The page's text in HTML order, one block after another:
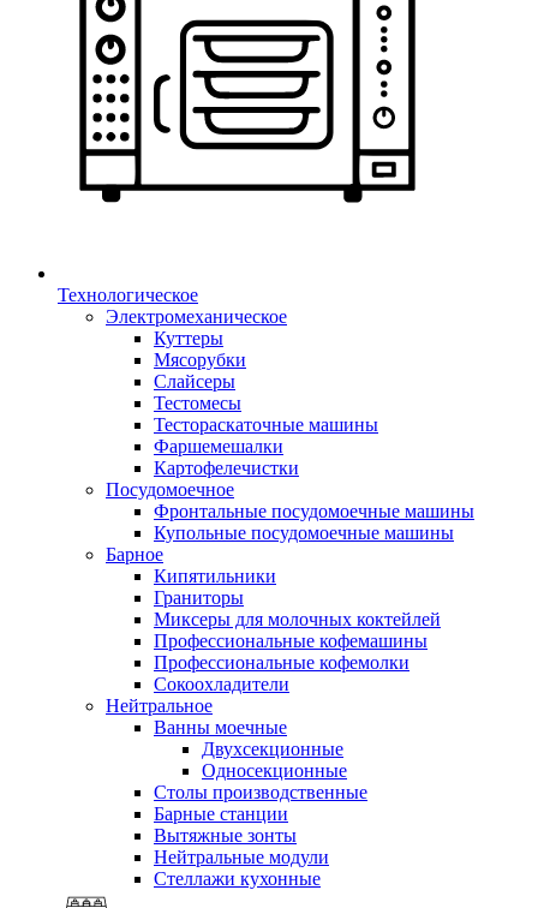
Технологическое
Электромеханическое
Куттеры
Мясорубки
Слайсеры
Тестомесы
Тестораскаточные машины
Фаршемешалки
Картофелечистки
Посудомоечное
Фронтальные посудомоечные машины
Купольные посудомоечные машины
Барное
Кипятильники
Граниторы
Миксеры для молочных коктейлей
Профессиональные кофемашины
Профессиональные кофемолки
Сокоохладители
Нейтральное
Ванны моечные
Двухсекционные
Односекционные
Столы производственные
Барные станции
Вытяжные зонты
Нейтральные модули
Стеллажи кухонные